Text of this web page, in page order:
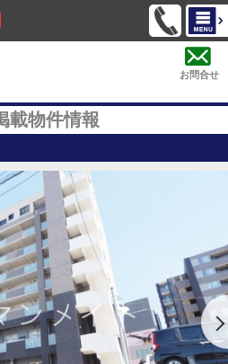
お問合せ
載物件情報